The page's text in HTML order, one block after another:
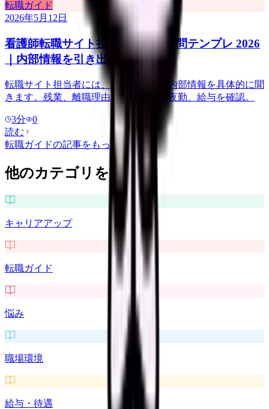
転職ガイド
2026年5月12日
看護師転職サイト担当者に聞く質問テンプレ 2026
｜内部情報を引き出す聞き方
転職サイト担当者には、求人票にない内部情報を具体的に聞
きます。残業、離職理由、教育体制、夜勤、給与を確認。
3分
0
読む
転職ガイドの記事をもっと見る
他のカテゴリを探す
キャリアアップ
転職ガイド
悩み
職場環境
給与・待遇